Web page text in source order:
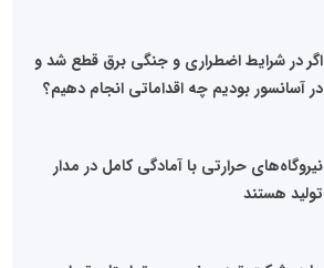
اگر در شرایط اضطراری و جنگی برق قطع شد و
در آسانسور بودیم چه اقداماتی انجام دهیم؟
نیروگاه‌های حرارتی با آمادگی کامل در مدار
تولید هستند